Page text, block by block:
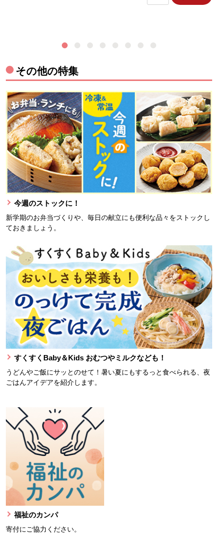
その他の特集
今週のストックに！
新学期のお弁当づくりや、毎日の献立にも便利な品々をストックし
ておきましょう。
すくすくBaby＆Kids おむつやミルクなども！
うどんやご飯にサッとのせて！暑い夏にもするっと食べられる、夜
ごはんアイデアを紹介します。
福祉のカンパ
寄付にご協力ください。